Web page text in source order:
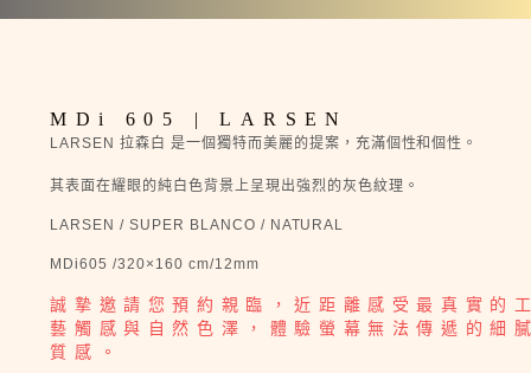
MDi 605 | LARSEN
LARSEN 拉森白 是一個獨特而美麗的提案，充滿個性和個性。
其表面在耀眼的純白色背景上呈現出強烈的灰色紋理。
LARSEN / SUPER BLANCO / NATURAL
MDi605 /320×160 cm/12mm
誠摯邀請您預約親臨，近距離感受最真實的
藝觸感與自然色澤，體驗螢幕無法傳遞的細
質感。